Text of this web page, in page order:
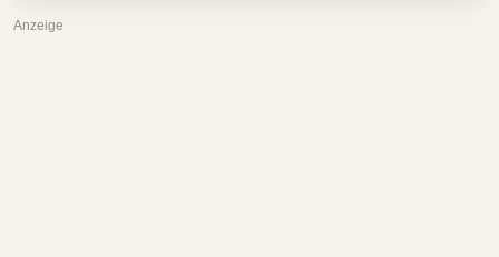
Anzeige